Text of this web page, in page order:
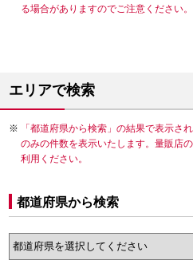
る場合がありますのでご注意ください。
エリアで検索
「都道府県から検索」の結果で表示さ
のみの件数を表示いたします。量販店
利用ください。
都道府県から検索